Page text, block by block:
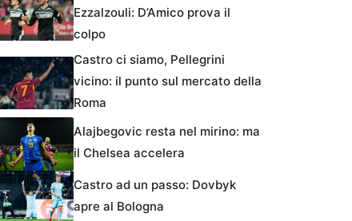
Ezzalzouli: D’Amico prova il
colpo
Castro ci siamo, Pellegrini
vicino: il punto sul mercato della
Roma
Alajbegovic resta nel mirino: ma
il Chelsea accelera
Castro ad un passo: Dovbyk
apre al Bologna